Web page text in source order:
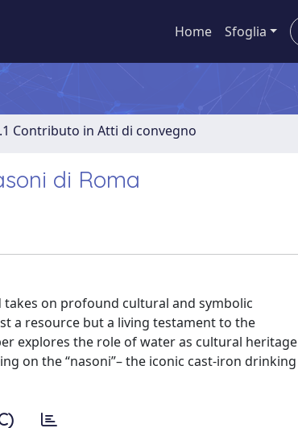
Home Sfoglia
Contributo in Atti di convegno
di Roma
takes on profound cultural and symbolic
a resource but a living testament to the
explores the role of water as cultural heritage
on the “nasoni”– the iconic cast-iron drinking